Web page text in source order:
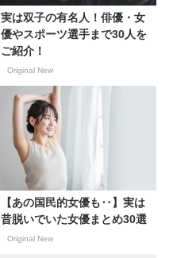
実は双子の有名人！俳優・女
優やスポーツ選手まで30人を
ご紹介！
Original New
【あの国民的女優も‥】実は
昔脱いでいた女優まとめ30選
Original New